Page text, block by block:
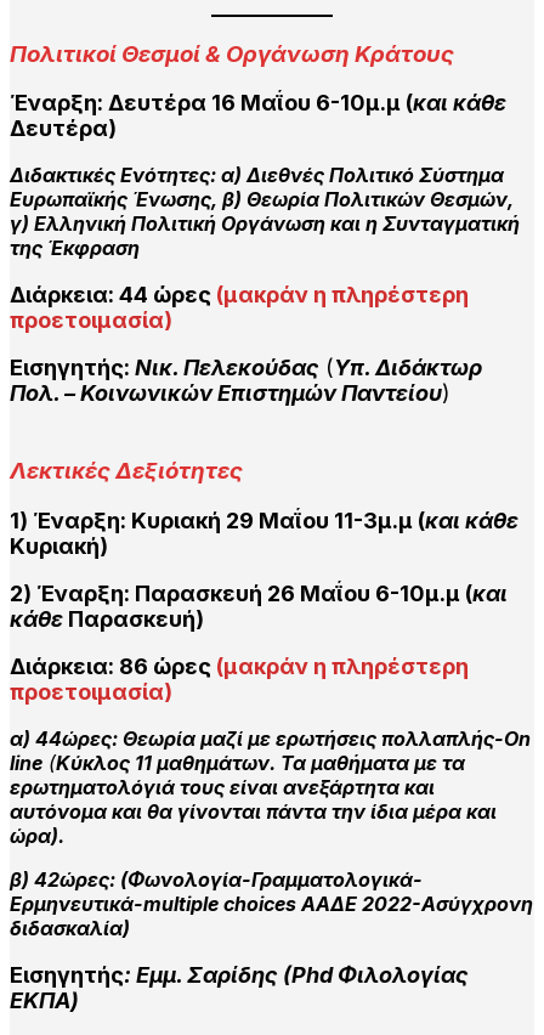
Πολιτικοί Θεσμοί & Οργάνωση Κράτους
Έναρξη: Δευτέρα 16 Μαΐου 6-10μ.μ (και κάθε
Δευτέρα)
Διδακτικές Ενότητες: α)Διεθνές Πολιτικό Σύστημα
Ευρωπαϊκής Ένωσης, β) Θεωρία Πολιτικών Θεσμών,
γ) Ελληνική Πολιτική Οργάνωση και η Συνταγματική
της Έκφραση
Διάρκεια: 44 ώρες (μακράν η πληρέστερη
προετοιμασία)
Εισηγητής: Νικ. Πελεκούδας (Υπ. Διδάκτωρ
Πολ. – Κοινωνικών Επιστημών Παντείου)
Λεκτικές Δεξιότητες
1) Έναρξη: Κυριακή 29 Μαΐου 11-3μ.μ (και κάθε
Κυριακή)
2) Έναρξη: Παρασκευή 26 Μαΐου 6-10μ.μ (και
κάθε Παρασκευή)
Διάρκεια: 86 ώρες (μακράν η πληρέστερη
προετοιμασία)
α) 44ώρες: Θεωρία μαζί με ερωτήσεις πολλαπλής-On
line (Κύκλος 11 μαθημάτων. Τα μαθήματα με τα
ερωτηματολόγιά τους είναι ανεξάρτητα και
αυτόνομα και θα γίνονται πάντα την ίδια μέρα και
ώρα).
β) 42ώρες: (Φωνολογία-Γραμματολογικά-
Ερμηνευτικά-multiple choices ΑΑΔΕ 2022-Ασύγχρονη
διδασκαλία)
Εισηγητής: Εμμ. Σαρίδης (Phd Φιλολογίας
ΕΚΠΑ)